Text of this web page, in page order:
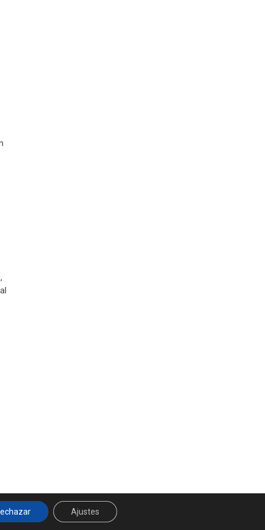
Datos Legales y Privacidady
Ajustes